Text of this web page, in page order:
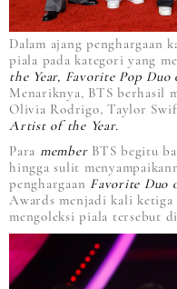
Dalam ajang penghargaan
piala pada kategori yang
the Year, Favorite Pop Duo
Menariknya, BTS berhasil
Olivia Rodrigo, Taylor
Artist of the Year.
Para memberBTS begitu
hingga sulit
penghargaan Favorite Duo
Awards menjadi kali ketiga
mengoleksi piala tersebut